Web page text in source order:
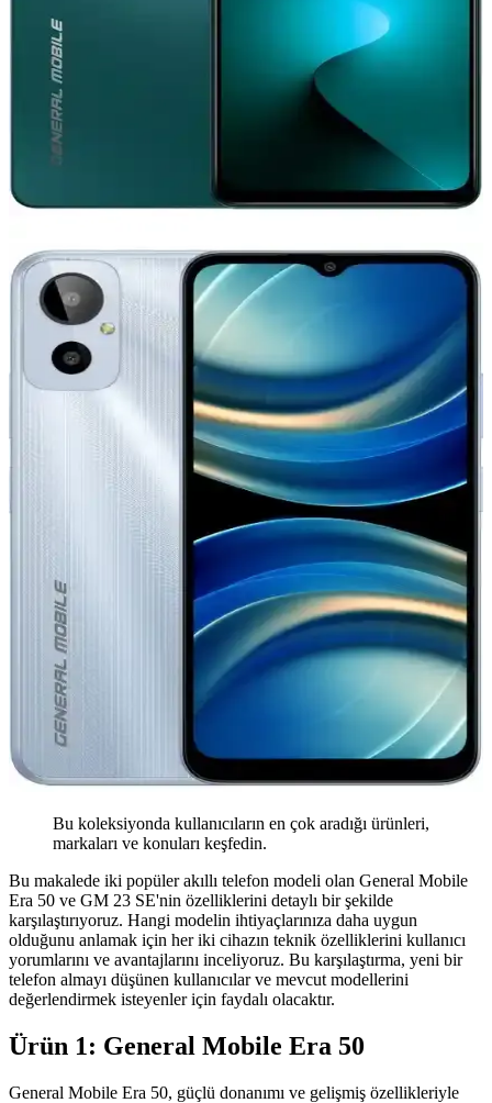
Bu koleksiyonda kullanıcıların en çok aradığı ürünleri,
markaları ve konuları keşfedin.
Bu makalede iki popüler akıllı telefon modeli olan General Mobile
Era 50 ve GM 23 SE'nin özelliklerini detaylı bir şekilde
karşılaştırıyoruz. Hangi modelin ihtiyaçlarınıza daha uygun
olduğunu anlamak için her iki cihazın teknik özelliklerini kullanıcı
yorumlarını ve avantajlarını inceliyoruz. Bu karşılaştırma, yeni bir
telefon almayı düşünen kullanıcılar ve mevcut modellerini
değerlendirmek isteyenler için faydalı olacaktır.
Ürün 1: General Mobile Era 50
General Mobile Era 50, güçlü donanımı ve gelişmiş özellikleriyle